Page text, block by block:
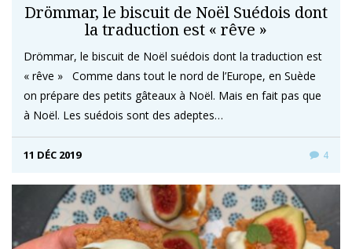
Drömmar, le biscuit de Noël Suédois dont
la traduction est « rêve »
Drömmar, le biscuit de Noël suédois dont la traduction est
« rêve » Comme dans tout le nord de l’Europe, en Suède
on prépare des petits gâteaux à Noël. Mais en fait pas que
à Noël. Les suédois sont des adeptes…
11 DÉC 2019 4